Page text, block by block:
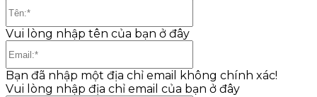
Vui lòng nhập tên của bạn ở đây
Bạn đã nhập một địa chỉ email không chính xác!
Vui lòng nhập địa chỉ email của bạn ở đây